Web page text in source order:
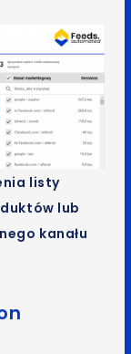
listy
lub
kanału